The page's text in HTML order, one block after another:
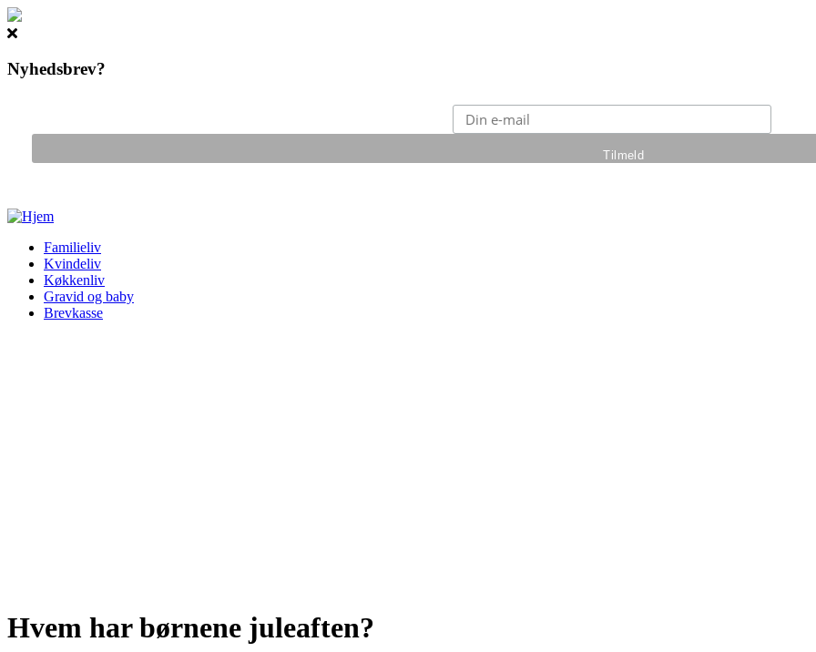
Nyhedsbrev?
Gå til hovedindhold
Familieliv
Kvindeliv
Køkkenliv
Gravid og baby
Brevkasse
Hvem har børnene juleaften?